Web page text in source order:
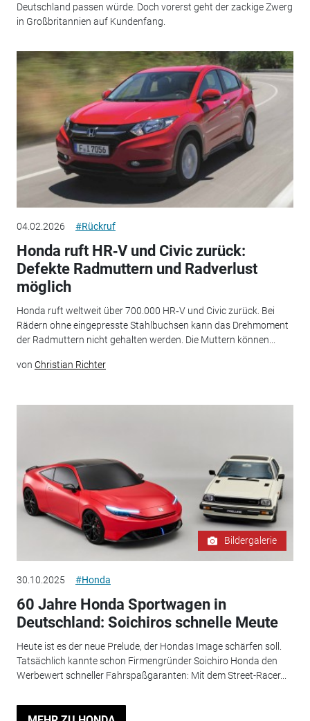
Deutschland passen würde. Doch vorerst geht der zackige Zwerg
in Großbritannien auf Kundenfang.
04.02.2026 #Rückruf
Honda ruft HR‑V und Civic zurück:
Defekte Radmuttern und Radverlust
möglich
Honda ruft weltweit über 700.000 HR‑V und Civic zurück. Bei
Rädern ohne eingepresste Stahlbuchsen kann das Drehmoment
der Radmuttern nicht gehalten werden. Die Muttern können...
von Christian Richter
Bildergalerie
30.10.2025 #Honda
60 Jahre Honda Sportwagen in
Deutschland: Soichiros schnelle Meute
Heute ist es der neue Prelude, der Hondas Image schärfen soll.
Tatsächlich kannte schon Firmengründer Soichiro Honda den
Werbewert schneller Fahrspaßgaranten: Mit dem Street-Racer...